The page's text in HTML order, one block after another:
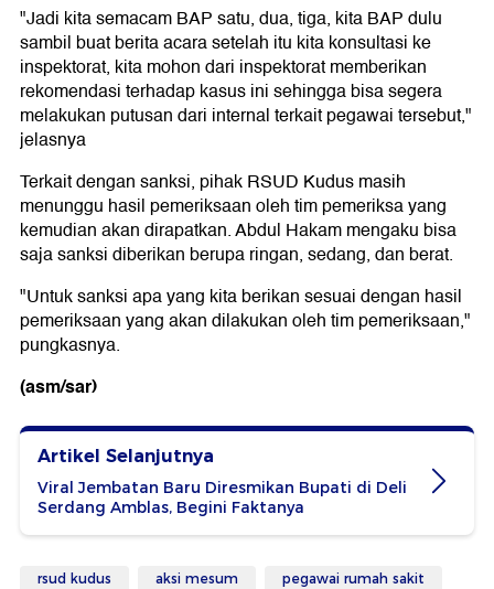
"Jadi kita semacam BAP satu, dua, tiga, kita BAP dulu
sambil buat berita acara setelah itu kita konsultasi ke
inspektorat, kita mohon dari inspektorat memberikan
rekomendasi terhadap kasus ini sehingga bisa segera
melakukan putusan dari internal terkait pegawai tersebut,"
jelasnya
Terkait dengan sanksi, pihak RSUD Kudus masih
menunggu hasil pemeriksaan oleh tim pemeriksa yang
kemudian akan dirapatkan. Abdul Hakam mengaku bisa
saja sanksi diberikan berupa ringan, sedang, dan berat.
"Untuk sanksi apa yang kita berikan sesuai dengan hasil
pemeriksaan yang akan dilakukan oleh tim pemeriksaan,"
pungkasnya.
(asm/sar)
Artikel Selanjutnya
Viral Jembatan Baru Diresmikan Bupati di Deli
Serdang Amblas, Begini Faktanya
rsud kudus aksi mesum pegawai rumah sakit